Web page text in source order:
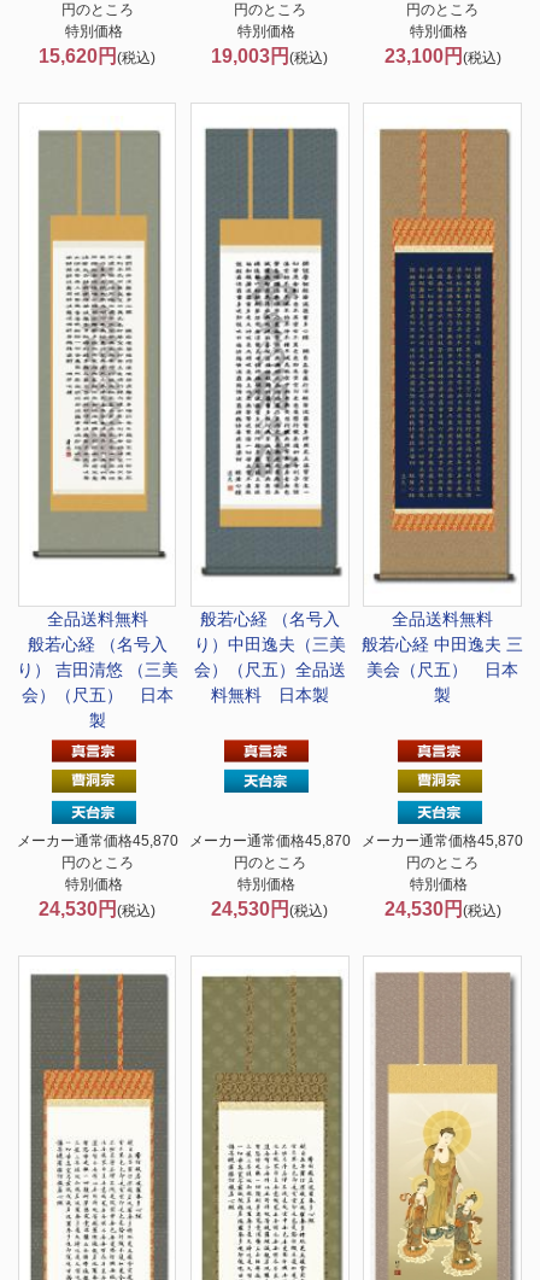
円のところ
特別価格
15,620円(税込)
円のところ
特別価格
19,003円(税込)
円のところ
特別価格
23,100円 (税込)
全品送料無料
般若心経 （名号入
り） 吉田清悠 （三美
会）（尺五） 日本
製
メーカー通常価格45,870
円のところ
特別価格
24,530円(税込)
般若心経 （名号入
り）中田逸夫（三美
会）（尺五）全品送
料無料 日本製
メーカー通常価格45,870
円のところ
特別価格
24,530円(税込)
全品送料無料
般若心経 中田逸夫 三
美会（尺五） 日本
製
メーカー通常価格45,870
円のところ
特別価格
24,530円 (税込)